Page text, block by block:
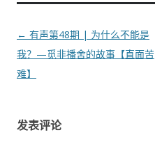
文
章
导
← 有声第48期 | 为什么不能是
我？—觅非播舍的故事【直面苦
难】
发表评论